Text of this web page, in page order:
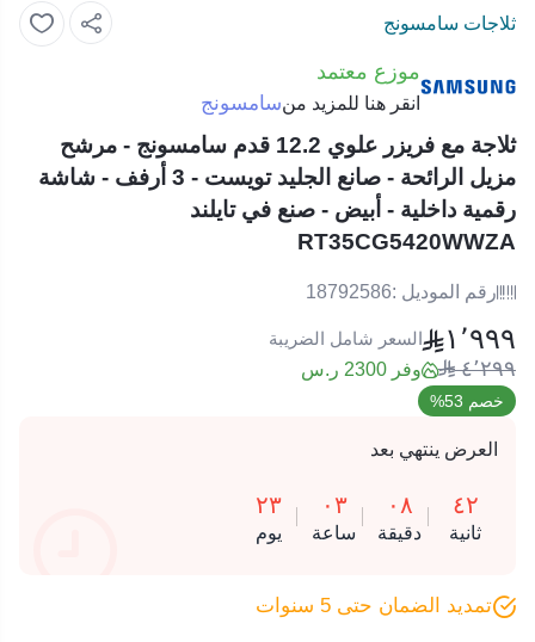
ثلاجات سامسونج
موزع معتمد
انقر هنا للمزيد منسامسونج
ثلاجة مع فريزر علوي 12.2 قدم سامسونج - مرشح
مزيل الرائحة - صانع الجليد تويست - 3 أرفف - شاشة
رقمية داخلية - أبيض - صنع في تايلند
RT35CG5420WWZA
رقم الموديل :18792586
١٬٩٩٩ السعر شامل الضريبة
٤٬٢٩٩ وفر 2300 ر.س
خصم 53%
العرض ينتهي بعد
٤٢
ثانية
٠٨
دقيقة
٠٣
ساعة
٢٣
يوم
تمديد الضمان حتى 5 سنوات